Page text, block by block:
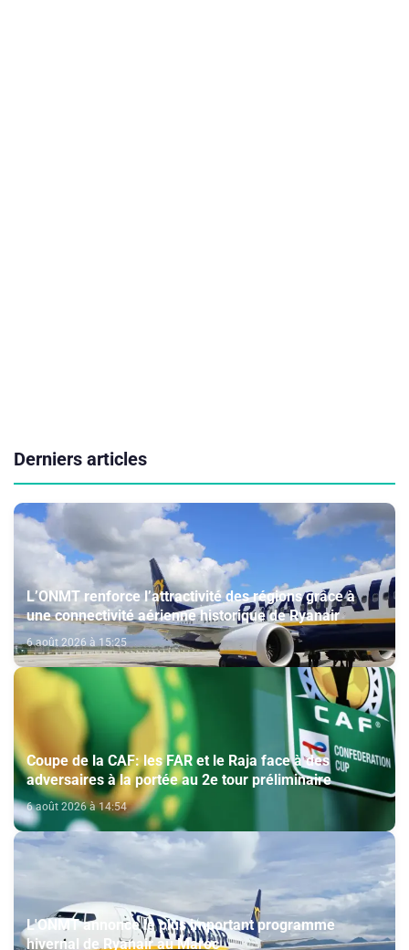
Derniers articles
L’ONMT renforce l’attractivité des régions grâce à
une connectivité aérienne historique de Ryanair
6 août 2026 à 15:25
Coupe de la CAF: les FAR et le Raja face à des
adversaires à la portée au 2e tour préliminaire
6 août 2026 à 14:54
L'ONMT annonce le plus important programme
hivernal de Ryanair au Maroc